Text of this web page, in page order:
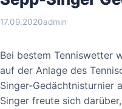
17.09.2020admin
Bei bestem Tenniswetter
auf der Anlage des
Singer-Gedächtnisturnier
Singer freute sich